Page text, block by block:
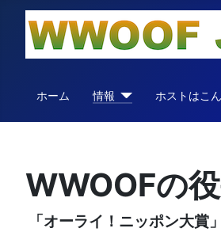
ホーム 情報 ホストはこ
WWOOFの
「オーライ！ニッポン大賞